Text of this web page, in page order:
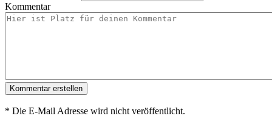
Kommentar
Kommentar erstellen
* Die E-Mail Adresse wird nicht veröffentlicht.